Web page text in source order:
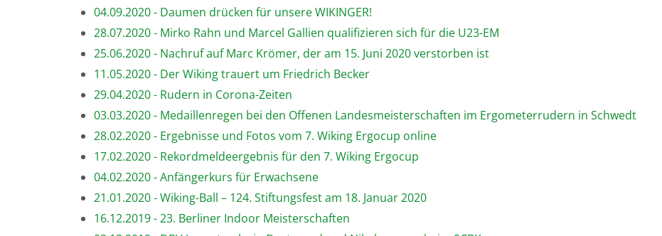
04.09.2020 - Daumen drücken für unsere WIKINGER!
28.07.2020 - Mirko Rahn und Marcel Gallien qualifizieren sich für die U23-EM
25.06.2020 - Nachruf auf Marc Krömer, der am 15. Juni 2020 verstorben ist
11.05.2020 - Der Wiking trauert um Friedrich Becker
29.04.2020 - Rudern in Corona-Zeiten
03.03.2020 - Medaillenregen bei den Offenen Landesmeisterschaften im Ergometerrudern in Schwedt
28.02.2020 - Ergebnisse und Fotos vom 7. Wiking Ergocup online
17.02.2020 - Rekordmeldeergebnis für den 7. Wiking Ergocup
04.02.2020 - Anfängerkurs für Erwachsene
21.01.2020 - Wiking-Ball – 124. Stiftungsfest am 18. Januar 2020
16.12.2019 - 23. Berliner Indoor Meisterschaften